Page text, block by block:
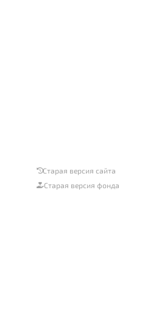
Старая версия сайта
Старая версия фонда